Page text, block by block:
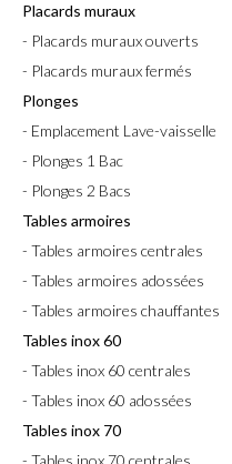
Placards muraux
- Placards muraux ouverts
- Placards muraux fermés
Plonges
- Emplacement Lave-vaisselle
- Plonges 1 Bac
- Plonges 2 Bacs
Tables armoires
- Tables armoires centrales
- Tables armoires adossées
- Tables armoires chauffantes
Tables inox 60
- Tables inox 60 centrales
- Tables inox 60 adossées
Tables inox 70